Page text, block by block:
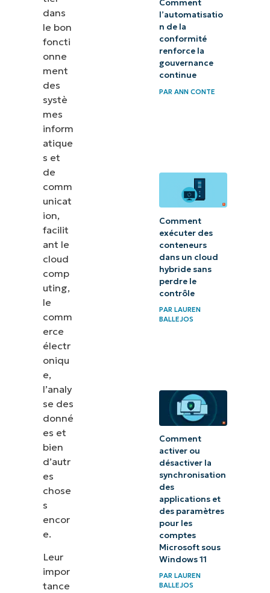
de la reprise
Impact
environnemental
9ème
et
futures
écosystèmes
de données
dans
le bon
foncti
onne
ment
des
systè
mes
inform
atique
s et
de
comm
unicat
ion,
facilit
ant le
cloud
comp
uting,
le
comm
erce
électr
oniqu
e,
l’analy
se des
donné
es et
bien
d’autr
es
chose
s
encor
e.
Leur
impor
tance
Comment
l’automatisatio
n de la
conformité
renforce la
gouvernance
continue
PAR ANN CONTE
Comment
exécuter des
conteneurs
dans un cloud
hybride sans
perdre le
contrôle
PAR LAUREN
BALLEJOS
Comment
activer ou
désactiver la
synchronisation
des
applications et
des paramètres
pour les
comptes
Microsoft sous
Windows 11
PAR LAUREN
BALLEJOS